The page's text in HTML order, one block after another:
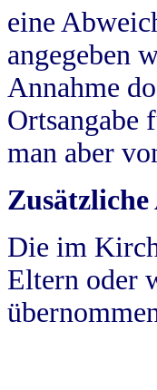
eine
angegeben
Annahme
Ortsangabe
man aber
Die im
Eltern oder